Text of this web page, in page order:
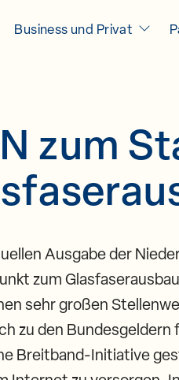
Business und Privat
zum
Ausgabe der
zum
sehr großen
zu den
Breitband-Initiative